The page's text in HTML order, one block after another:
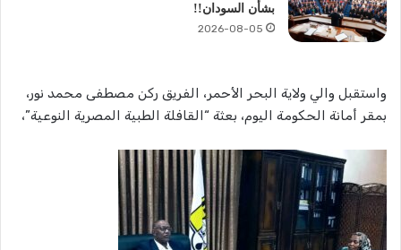
بشأن السودان!!
2026-08-05
واستقبل والي ولاية البحر الأحمر، الفريق ركن مصطفى محمد نور،
بمقر أمانة الحكومة اليوم، بعثة “القافلة الطبية المصرية النوعية”،